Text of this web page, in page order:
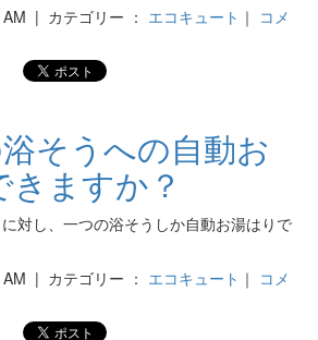
| カテゴリー ： エコキュート ｜ コメ
そうへの自動お
ますか？
対し、一つの浴そうしか自動お湯はりで
| カテゴリー ： エコキュート ｜ コメ